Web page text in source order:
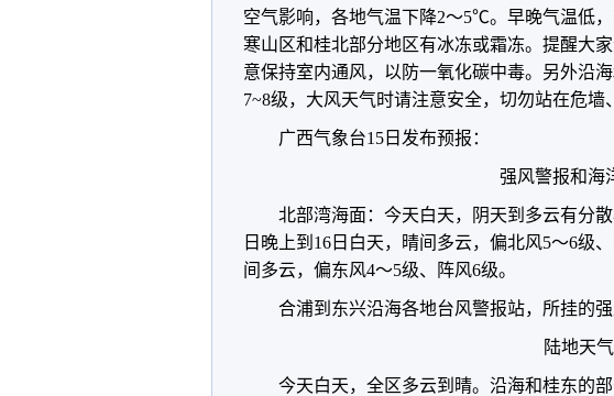
空气影响，各地气温下降2～5℃。早晚气温低
寒山区和桂北部分地区有冰冻或霜冻。提醒大
意保持室内通风，以防一氧化碳中毒。另外沿
7~8级，大风天气时请注意安全，切勿站在危墙
广西气象台15日发布预报：
强风警报和海
北部湾海面：今天白天，阴天到多云有分
日晚上到16日白天，晴间多云，偏北风5～6级
间多云，偏东风4～5级、阵风6级。
合浦到东兴沿海各地台风警报站，所挂的
陆地天
今天白天，全区多云到晴。沿海和桂东的